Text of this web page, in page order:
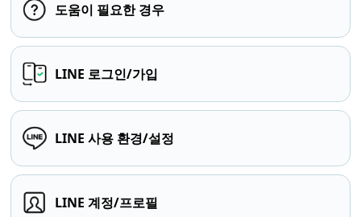
도움이 필요한 경우
LINE 로그인/가입
LINE 사용 환경/설정
LINE 계정/프로필